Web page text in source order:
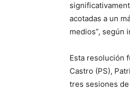
acotadas a un
medios”, según
Esta resolución
Castro (PS),
tres sesiones